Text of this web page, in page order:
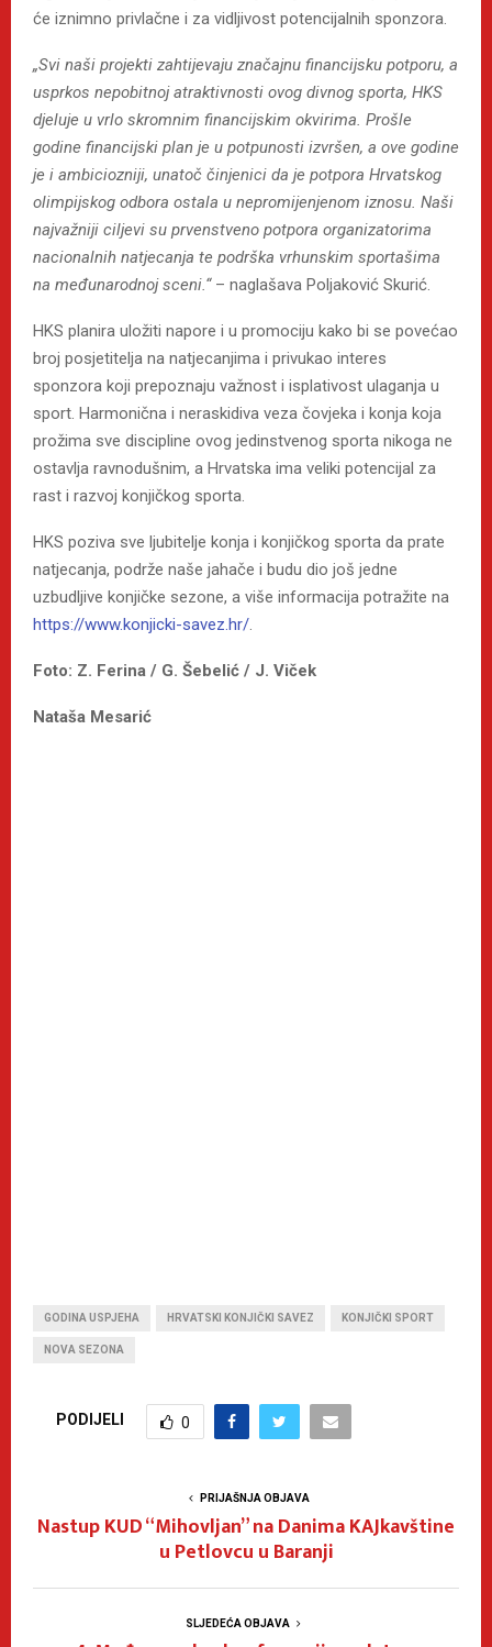
će iznimno privlačne i za vidljivost potencijalnih sponzora.
„Svi naši projekti zahtijevaju značajnu financijsku potporu, a
usprkos nepobitnoj atraktivnosti ovog divnog sporta, HKS
djeluje u vrlo skromnim financijskim okvirima. Prošle
godine financijski plan je u potpunosti izvršen, a ove godine
je i ambiciozniji, unatoč činjenici da je potpora Hrvatskog
olimpijskog odbora ostala u nepromijenjenom iznosu. Naši
najvažniji ciljevi su prvenstveno potpora organizatorima
nacionalnih natjecanja te podrška vrhunskim sportašima
na međunarodnoj sceni.“– naglašava Poljaković Skurić.
HKS planira uložiti napore i u promociju kako bi se povećao
broj posjetitelja na natjecanjima i privukao interes
sponzora koji prepoznaju važnost i isplativost ulaganja u
sport. Harmonična i neraskidiva veza čovjeka i konja koja
prožima sve discipline ovog jedinstvenog sporta nikoga ne
ostavlja ravnodušnim, a Hrvatska ima veliki potencijal za
rast i razvoj konjičkog sporta.
HKS poziva sve ljubitelje konja i konjičkog sporta da prate
natjecanja, podrže naše jahače i budu dio još jedne
uzbudljive konjičke sezone, a više informacija potražite na
https://www.konjicki-savez.hr/.
Foto: Z. Ferina / G. Šebelić / J. Viček
Nataša Mesarić
GODINA USPJEHA HRVATSKI KONJIČKI SAVEZ KONJIČKI SPORT
NOVA SEZONA
PODIJELI 0
PRIJAŠNJA OBJAVA
Nastup KUD “Mihovljan” na Danima KAJkavštine
u Petlovcu u Baranji
SLJEDEĆA OBJAVA